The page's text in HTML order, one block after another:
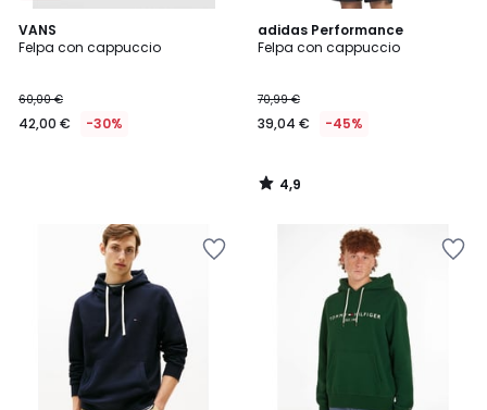
VANS
Felpa con cappuccio
60,00 €
42,00 € -30%
adidas Performance
Felpa con cappuccio
70,99 €
39,04 € -45%
4,9
/ 5
4,9
/